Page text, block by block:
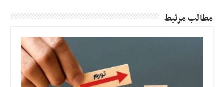
مطالب مرتبط